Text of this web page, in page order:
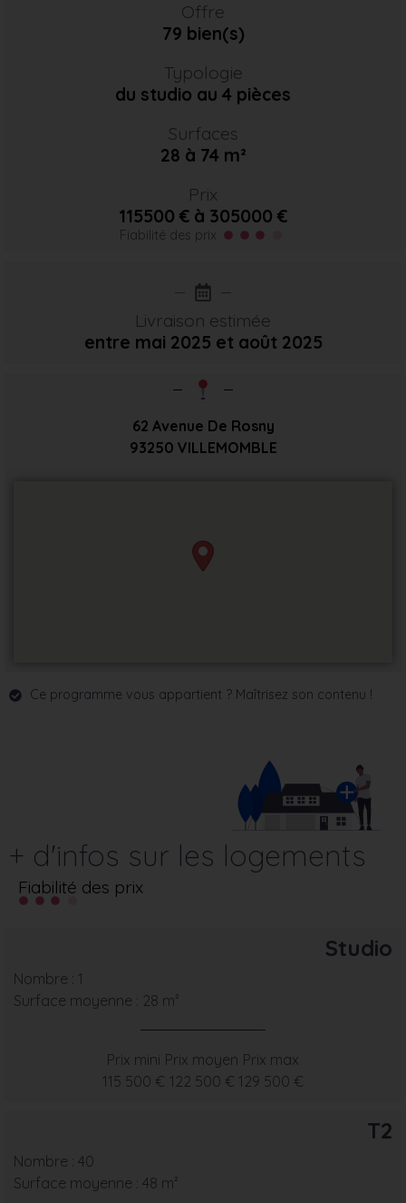
Offre
79 bien(s)
Typologie
du studio au 4 pièces
Surfaces
28 à 74 m²
Prix
115500 € à 305000 €
Fiabilité des prix
Livraison estimée
entre mai 2025 et août 2025
62 Avenue De Rosny
93250 VILLEMOMBLE
Ce programme vous appartient ? Maîtrisez son contenu !
+ d'infos sur les logements
Fiabilité des prix
Studio
Nombre : 1
Surface moyenne : 28 m²
Prix mini
115 500 €
Prix moyen
122 500 €
Prix max
129 500 €
T2
Nombre : 40
Surface moyenne : 48 m²